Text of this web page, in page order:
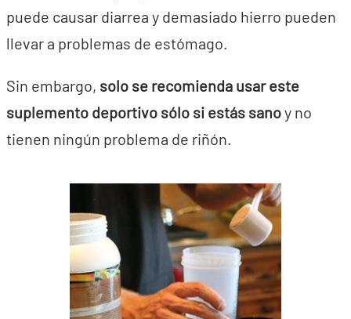
puede causar diarrea y demasiado hierro pueden
llevar a problemas de estómago.
Sin embargo, solo se recomienda usar este
suplemento deportivo sólo si estás sanoy no
tienen ningún problema de riñón.